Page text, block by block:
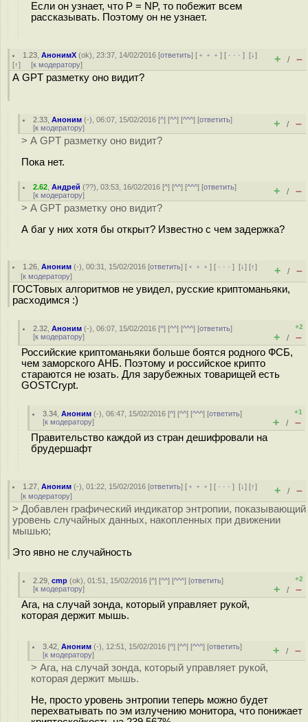
Если он узнает, что P = NP, то побежит всем
рассказывать. Поэтому он не узнает.
1.23 ,АнонимХ (ok), 23:37, 14/02/2016 [ответить] [ ﹢﹢﹢] [ · · ·][↓]
[↑] [к модератору] + / –
А GPT разметку оно видит?
2.33 ,Аноним (-), 06:07, 15/02/2016 [^] [^^] [^^^] [ответить]
[к модератору] + / –
> А GPT разметку оно видит?
Пока нет.
2.62 ,Андрей (??), 03:53, 16/02/2016 [^] [^^] [^^^] [ответить]
[к модератору] + / –
> А GPT разметку оно видит?
А баг у них хотя бы открыт? Известно с чем задержка?
1.26 ,Аноним (-), 00:31, 15/02/2016 [ответить] [ ﹢﹢﹢] [ · · ·][↓] [↑]
[к модератору] + / –
ГОСТовых алгоритмов не увидел, русские криптоманьяки,
расходимся :)
2.32 ,Аноним (-), 06:07, 15/02/2016 [^] [^^] [^^^] [ответить]
[к модератору]
+2
+ / –
Российские криптоманьяки больше боятся родного ФСБ,
чем заморского АНБ. Поэтому и российское крипто
стараются не юзать. Для зарубежных товарищей есть
GOSTCrypt.
3.34 ,Аноним (-), 06:47, 15/02/2016 [^] [^^] [^^^] [ответить]
[к модератору]
+1
+ / –
Правительство каждой из стран дешифровали на
брудершафт
1.27 ,Аноним (-), 01:22, 15/02/2016 [ответить] [ ﹢﹢﹢] [ · · ·][↓] [↑]
[к модератору] + / –
> Добавлен графический индикатор энтропии, показывающий
уровень случайных данных, накопленных при движении
мышью;
Это явно не случайность
2.29 ,cmp (ok), 01:51, 15/02/2016 [^] [^^] [^^^] [ответить]
[к модератору]
+2
+ / –
Ага, на случай зонда, который управляет рукой,
которая держит мышь.
3.42 ,Аноним (-), 12:51, 15/02/2016 [^] [^^] [^^^] [ответить]
[к модератору] + / –
> Ага, на случай зонда, который управляет рукой,
которая держит мышь.
Не, просто уровень энтропии теперь можно будет
перехватывать по эм излучению монитора, что понижает